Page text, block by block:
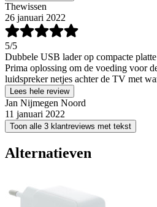
Thewissen
26 januari 2022
5/5
Dubbele USB lader op compacte
Prima oplossing om de voeding voor
luidspreker netjes achter de TV met
Lees hele review
Jan Nijmegen Noord
11 januari 2022
Toon alle 3 klantreviews met tekst
Alternatieven